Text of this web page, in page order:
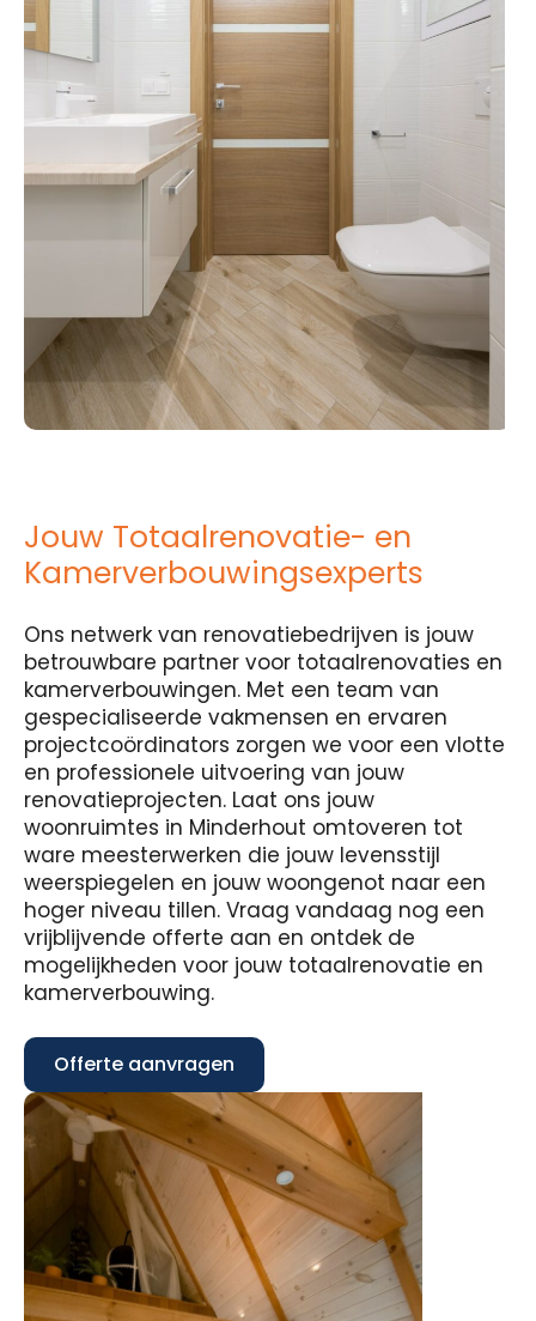
Jouw Totaalrenovatie- en
Kamerverbouwingsexperts
Ons netwerk van renovatiebedrijven is jouw
betrouwbare partner voor totaalrenovaties en
kamerverbouwingen. Met een team van
gespecialiseerde vakmensen en ervaren
projectcoördinators zorgen we voor een vlotte
en professionele uitvoering van jouw
renovatieprojecten. Laat ons jouw
woonruimtes in Minderhout omtoveren tot
ware meesterwerken die jouw levensstijl
weerspiegelen en jouw woongenot naar een
hoger niveau tillen. Vraag vandaag nog een
vrijblijvende offerte aan en ontdek de
mogelijkheden voor jouw totaalrenovatie en
kamerverbouwing.
Offerte aanvragen